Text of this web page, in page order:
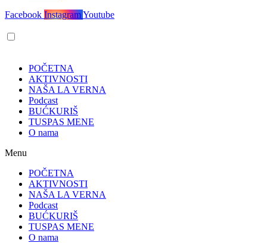
Facebook InstagramYoutube
POČETNA
AKTIVNOSTI
NAŠA LA VERNA
Podcast
BUĆKURIŠ
TUSPAS MENE
O nama
Menu
POČETNA
AKTIVNOSTI
NAŠA LA VERNA
Podcast
BUĆKURIŠ
TUSPAS MENE
O nama